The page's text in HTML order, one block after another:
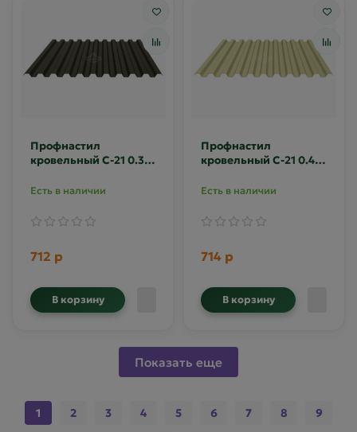
Профнастил
кровельный С-21 0.35
Есть в наличии
712 р
В корзину
Профнастил
кровельный С-21 0.4
Есть в наличии
714 р
В корзину
Показать еще
1 2 3 4 5 6 7 8 9